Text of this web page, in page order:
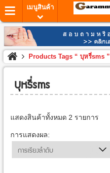
เมนูสินค้า
Products Tags “ บุหรี่sms ”
บุหรี่sms
แสดงสินค้าทั้งหมด 2 รายการ
การแสดงผล:
การเรียงลำดับ